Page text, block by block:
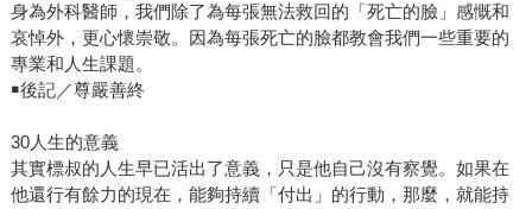
身為外科醫師，我們除了為每張無法救回的「死亡的臉」感慨和
哀悼外，更心懷崇敬。因為每張死亡的臉都教會我們一些重要的
專業和人生課題。
￭後記／尊嚴善終
30人生的意義
其實標叔的人生早已活出了意義，只是他自己沒有察覺。如果在
他還行有餘力的現在，能夠持續「付出」的行動，那麼，就能持